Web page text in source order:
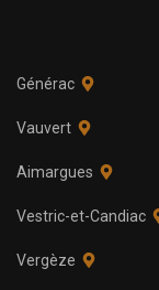
Générac
Vauvert
Aimargues
Vestric-et-Candiac
Vergèze